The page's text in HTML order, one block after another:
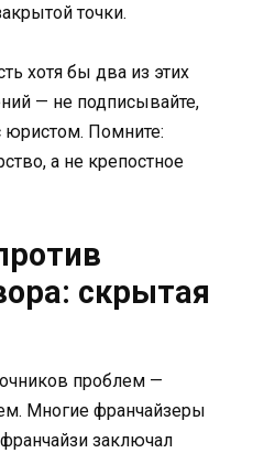
точки.
хотя бы два из этих
— не подписывайте,
юристом. Помните:
а не крепостное
скрытая
проблем —
Многие франчайзеры
заключал